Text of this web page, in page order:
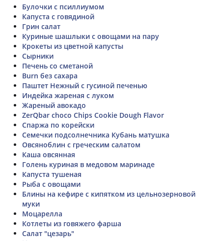
Булочки с псиллиумом
Капуста с говядиной
Грин салат
Куриные шашлыки с овощами на пару
Крокеты из цветной капусты
Сырники
Печень со сметаной
Burn без сахара
Паштет Нежный с гусиной печенью
Индейка жареная с луком
Жареный авокадо
ZerQbar choco Chips Cookie Dough Flavor
Спаржа по корейски
Семечки подсолнечника Кубань матушка
Овсяноблин с греческим салатом
Каша овсянная
Голень куриная в медовом маринаде
Капуста тушеная
Рыба с овощами
Блины на кефире с кипятком из цельнозерновой
муки
Моцарелла
Котлеты из говяжего фарша
Салат "цезарь"